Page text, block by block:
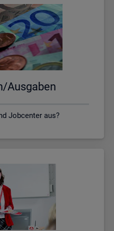
Aus­ga­ben
Jobcenter aus?